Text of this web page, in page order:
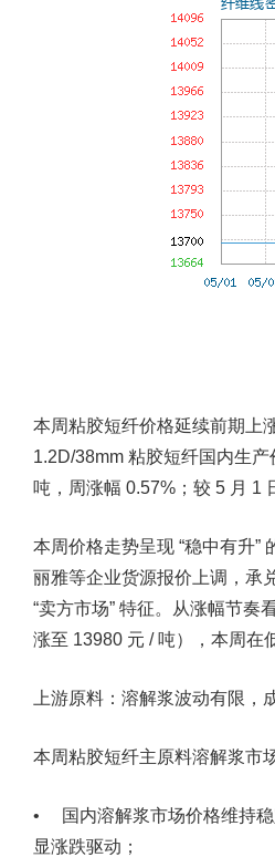
本周粘胶短纤价格延续前期上
1.2D/38mm 粘胶短纤国内生
吨，周涨幅 0.57%；较 5 月 1
本周价格走势呈现 “稳中有升
丽雅等企业货源报价上调，承
“卖方市场” 特征。从涨幅节奏
涨至 13980 元 / 吨），本周在
上游原料：溶解浆波动有限，
本周粘胶短纤主原料溶解浆市
• 国内溶解浆市场价格维持稳
显涨跌驱动；